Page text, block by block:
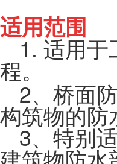
适用范围
1. 适用于
程。
2、桥面
构筑物的防
3、特别